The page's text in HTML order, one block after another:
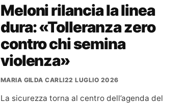
Meloni rilancia la linea
dura: «Tolleranza zero
contro chi semina
violenza»
MARIA GILDA CARLI22 LUGLIO 2026
La sicurezza torna al centro dell’agenda del